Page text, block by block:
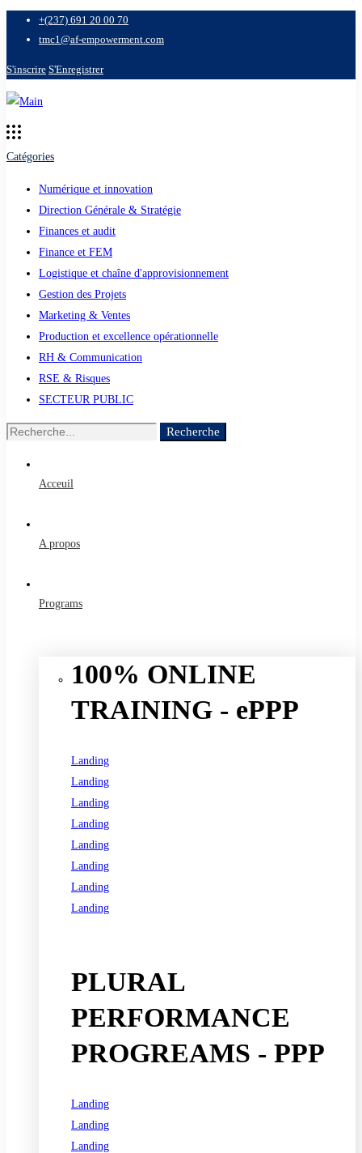
+(237) 691 20 00 70
tmc1@af-empowerment.com
S'inscrire S'Enregistrer
Catégories
Numérique et innovation
Direction Générale & Stratégie
Finances et audit
Finance et FEM
Logistique et chaîne d'approvisionnement
Gestion des Projets
Marketing & Ventes
Production et excellence opérationnelle
RH & Communication
RSE & Risques
SECTEUR PUBLIC
Recherche
Recherche
Acceuil
A propos
Programs
100% ONLINE
TRAINING - ePPP
Landing
Landing
Landing
Landing
Landing
Landing
Landing
Landing
PLURAL
PERFORMANCE
PROGREAMS - PPP
Landing
Landing
Landing